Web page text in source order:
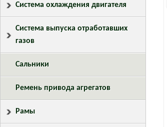
Система охлаждения двигателя
Система выпуска отработавших
газов
Сальники
Ремень привода агрегатов
Рамы